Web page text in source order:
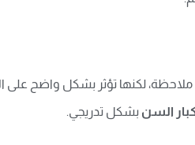
لكنها تؤثر بشكل واضح على
السن بشكل تدريجي.